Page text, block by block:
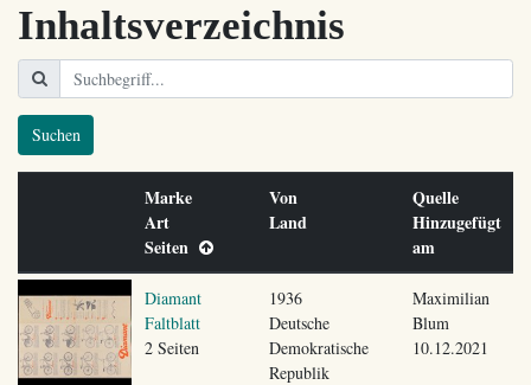
Inhaltsverzeichnis
Suchen
Marke
Art
Seiten
Von
Land
Quelle
Hinzugefügt
am
Diamant
Faltblatt
2 Seiten
1936
Deutsche
Demokratische
Republik
Maximilian
Blum
10.12.2021